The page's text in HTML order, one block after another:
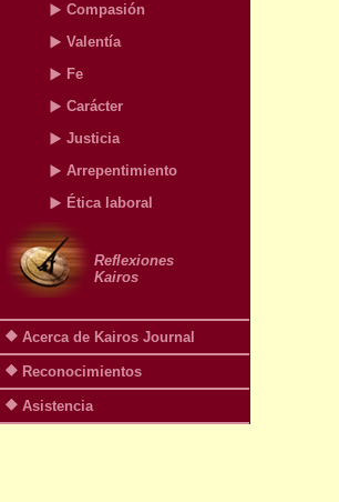
Compasión
Valentía
Fe
Carácter
Justicia
Arrepentimiento
Ética laboral
Reflexiones
Kairos
Acerca de Kairos Journal
Reconocimientos
Asistencia